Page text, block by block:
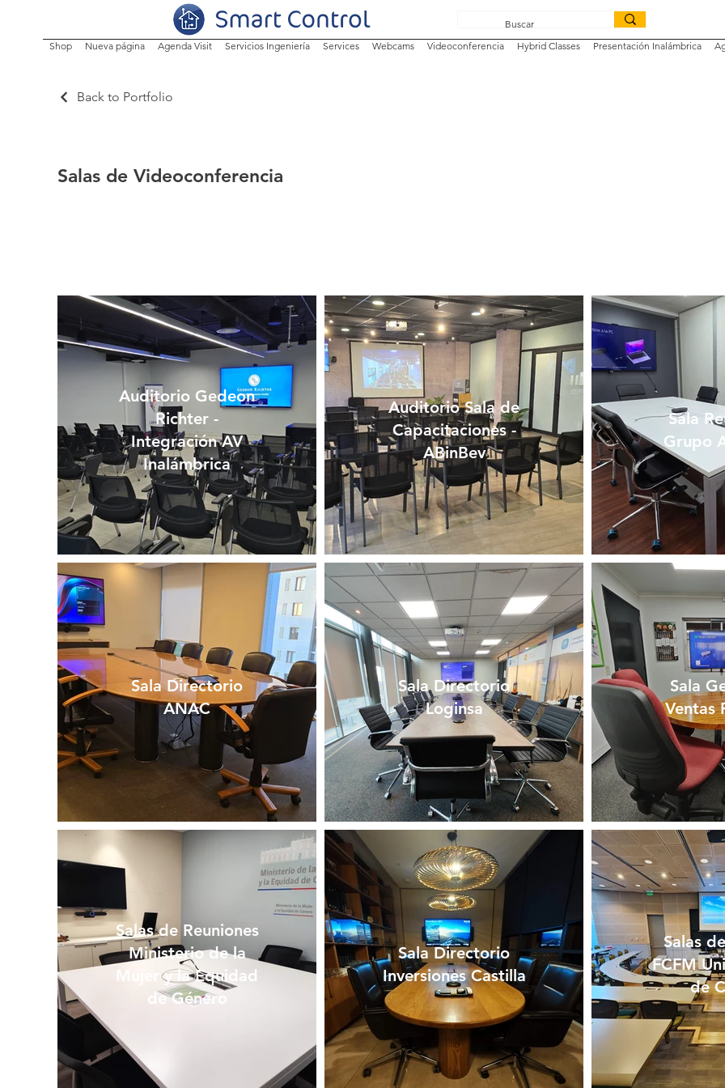
Shop Nueva página Agenda Visit Servicios Ingeniería Services Webcams Videoconferencia Hybrid Classes Presentación Inalámbrica
Back to Portfolio
Salas de Videoconferencia
Auditorio Gedeon
Richter -
Integración AV
Inalámbrica
Auditorio Sala de
Capacitaciones -
ABinBev
Sala
Grupo
Sala Directorio
ANAC
Sala Directorio
Loginsa
Sala
Ventas
Salas de Reuniones
Ministerio de la
Mujer y la Equidad
de Género
Sala Directorio
Inversiones Castilla
Salas
FCFM
de